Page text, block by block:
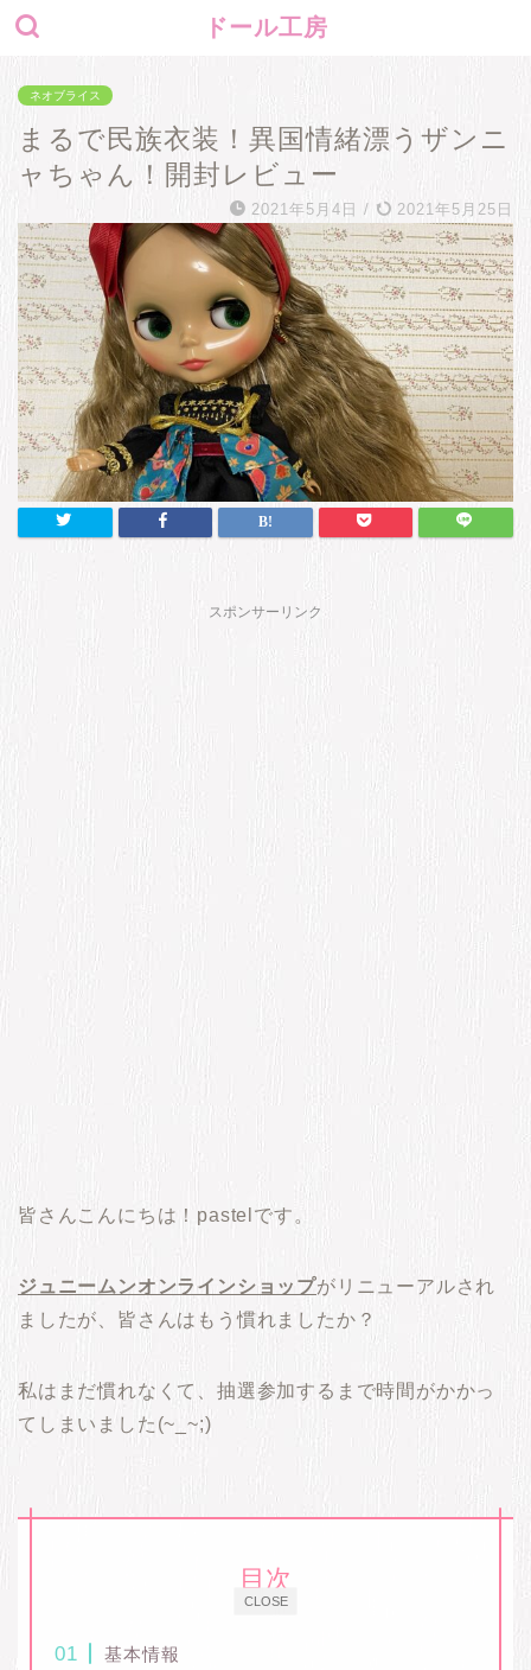
ドール工房
ネオブライス
まるで民族衣装！異国情緒漂うザンニ
ャちゃん！開封レビュー
2021年5月4日 / 2021年5月25日
スポンサーリンク
皆さんこんにちは！pastelです。
ジュニームンオンラインショップがリニューアルされ
ましたが、皆さんはもう慣れましたか？
私はまだ慣れなくて、抽選参加するまで時間がかかっ
てしまいました(~_~;)
CLOSE
目次
基本情報